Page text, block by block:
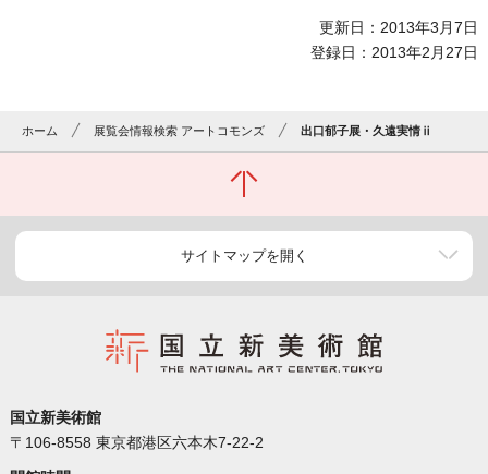
更新日：2013年3月7日
登録日：2013年2月27日
ホーム 展覧会情報検索 アートコモンズ 出口郁子展・久遠実情ⅱ
サイトマップを開く
国立新美術館
〒106-8558 東京都港区六本木7-22-2